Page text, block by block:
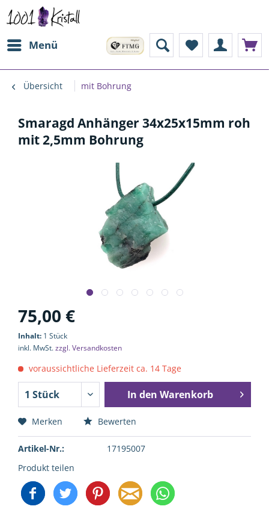
Menü
Übersicht mit Bohrung
Smaragd Anhänger 34x25x15mm roh
mit 2,5mm Bohrung
75,00 €
Inhalt: 1 Stück
inkl. MwSt.zzgl. Versandkosten
voraussichtliche Lieferzeit ca. 14 Tage
In den Warenkorb
Merken Bewerten
Artikel-Nr.:
17195007
Produkt teilen